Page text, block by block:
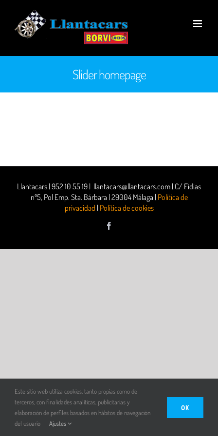
contenido
Slider homepage
Llantacars | 952 10 55 19 | llantacars@llantacars.com | C/ Fidias
nº5, Pol Emp. Sta. Bárbara | 29004 Málaga | Política de
privacidad | Política de cookies
Este sitio web utiliza cookies, tanto propias como de
terceros, con finalidades analíticas, publicitarias y
elaboración de perfiles basados en hábitos de navegación
del usuario
Ajustes
OK